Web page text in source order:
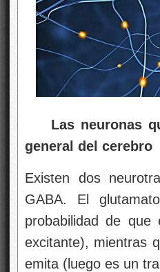
Las neuronas
general del cerebro
Existen dos
GABA. El
probabilidad de
excitante), mientras
emita (luego es un